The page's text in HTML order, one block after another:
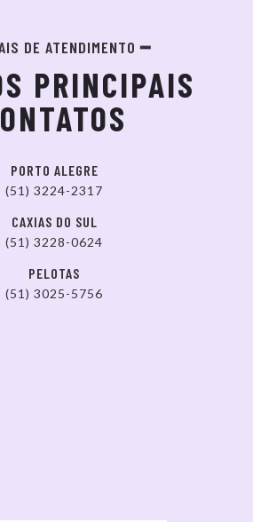
DE ATENDIMENTO
PRINCIPAIS
PORTO ALEGRE
(51) 3224-2317
CAXIAS DO SUL
(51) 3228-0624
PELOTAS
(51) 3025-5756